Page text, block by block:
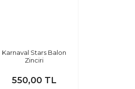
Karnaval Stars Balon
Zinciri
550,00 TL